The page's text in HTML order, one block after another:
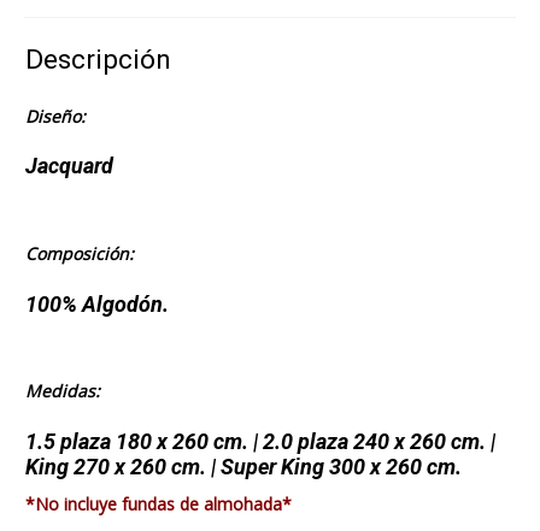
Descripción
Diseño:
Jacquard
Composición:
100% Algodón.
Medidas:
1.5 plaza 180 x 260 cm. | 2.0 plaza 240 x 260 cm. |
King 270 x 260 cm. | Super King 300 x 260 cm.
*No incluye fundas de almohada*